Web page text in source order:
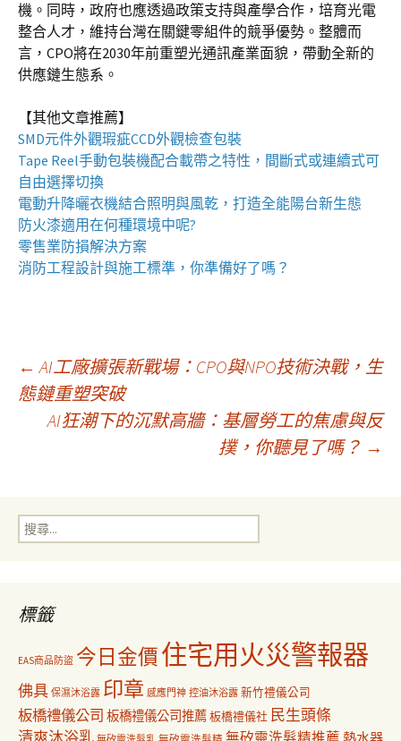
機。同時，政府也應透過政策支持與產學合作，培育光電
整合人才，維持台灣在關鍵零組件的競爭優勢。整體而
言，CPO將在2030年前重塑光通訊產業面貌，帶動全新的
供應鏈生態系。
【其他文章推薦】
SMD元件外觀瑕疵CCD外觀檢查包裝
Tape Reel手動包裝機配合載帶之特性，間斷式或連續式可
自由選擇切換
電動升降曬衣機結合照明與風乾，打造全能陽台新生態
防火漆適用在何種環境中呢?
零售業防損解決方案
消防工程設計與施工標準，你準備好了嗎？
文
覽
← AI工廠擴張新戰場：CPO與NPO技術決戰，生
態鏈重塑突破
AI狂潮下的沉默高牆：基層勞工的焦慮與反
撲，你聽見了嗎？ →
搜
尋
標籤
EAS商品防盜 今日金價住宅用火災警報器
佛具 保濕沐浴露 印章 感應門神 控油沐浴露 新竹禮儀公司
板橋禮儀公司 板橋禮儀公司推薦板橋禮儀社 民生頭條